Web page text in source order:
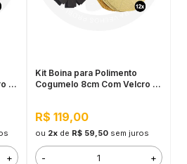
-
+
Kit Boina para Polimento
Cogumelo 8cm Com Velcro -
R$ 119,00
ou 2xde R$ 59,50 sem juros
- +